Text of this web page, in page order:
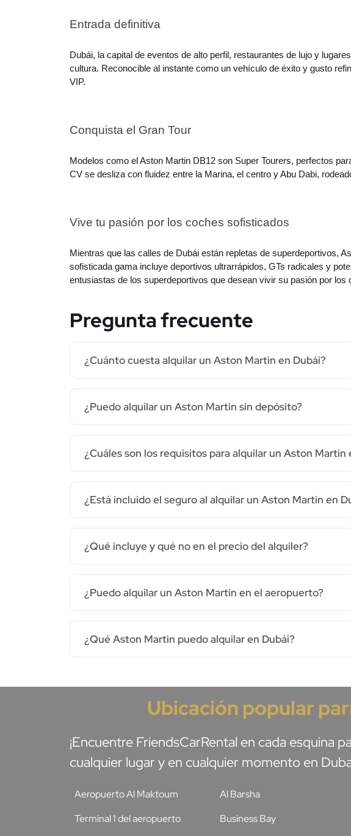
Entrada definitiva
Dubái, la capital de eventos de alto perfil, restaurantes de lujo y
cultura. Reconocible al instante como un vehículo de éxito y gusto
VIP.
Conquista el Gran Tour
Modelos como el Aston Martin DB12 son Super Tourers, perfectos
CV se desliza con fluidez entre la Marina, el centro y Abu Dabi,
Vive tu pasión por los coches sofisticados
Mientras que las calles de Dubái están repletas de superdeportivos,
sofisticada gama incluye deportivos ultrarrápidos, GTs radicales y
entusiastas de los superdeportivos que desean vivir su pasión por los
Pregunta frecuente
¿Cuánto cuesta alquilar un Aston Martin en Dubái?
¿Puedo alquilar un Aston Martin sin depósito?
¿Cuáles son los requisitos para alquilar un Aston Martin
¿Está incluido el seguro al alquilar un Aston Martin en
¿Qué incluye y qué no en el precio del alquiler?
¿Puedo alquilar un Aston Martin en el aeropuerto?
¿Qué Aston Martin puedo alquilar en Dubái?
Ubicación popular
¡Encuentre FriendsCarRental en cada esquina
cualquier lugar y en cualquier momento en
Aeropuerto Al Maktoum
Terminal 1 del aeropuerto
Al Barsha
Business Bay